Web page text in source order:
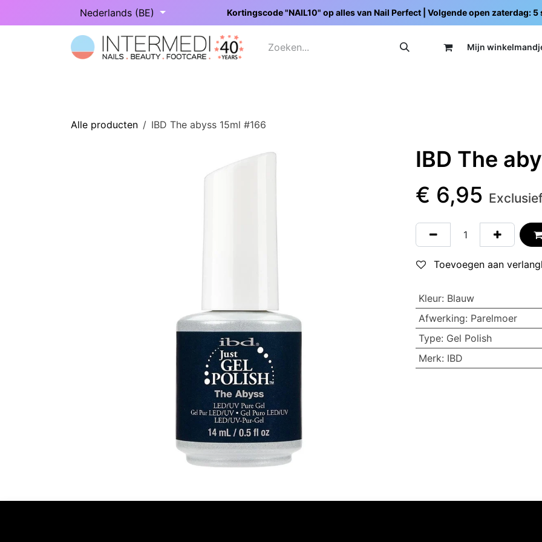
Overslaan naar inhoudNederlands (BE) Kortingscode "NAIL10" op alles van Nail Perfect | Volgende open zaterdag: 5
Mijn wi
Alle producten IBD The abyss 15ml #166
IBD The
€ 6,95
Toevoegen aan
Kleur: Blauw
Afwerking: Parelmoer
Type: Gel Polish
Merk: IBD